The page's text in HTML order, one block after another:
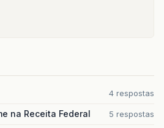
4 respostas
na Receita Federal 5 respostas